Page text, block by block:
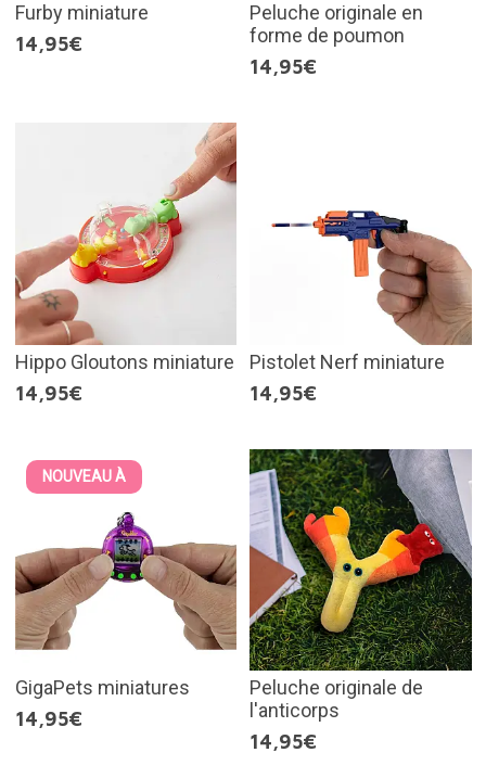
Furby miniature
14,95€
Peluche originale en
forme de poumon
14,95€
Hippo Gloutons miniature
14,95€
Pistolet Nerf miniature
14,95€
NOUVEAU À
GigaPets miniatures
14,95€
Peluche originale de
l'anticorps
14,95€